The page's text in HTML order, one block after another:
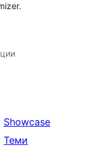
Showcase
Теми